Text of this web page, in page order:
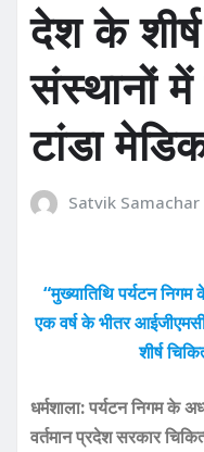
देश के
संस्थानों में
टांडा
Satvik Samachar
“मुख्यातिथि पर्यटन
एक वर्ष के भीतर
शीर्ष
धर्मशाला: पर्यटन निगम के
वर्तमान प्रदेश सरकार